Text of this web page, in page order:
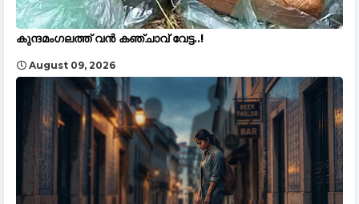
കുന്ദമംഗലത്ത് വൻ കഞ്ചാവ്‌ വേട്ട..!
August 09, 2026